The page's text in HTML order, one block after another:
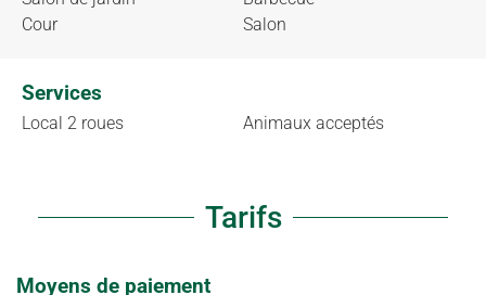
Cour
Salon
Services
Local 2 roues Animaux acceptés
Tarifs
Moyens de paiement